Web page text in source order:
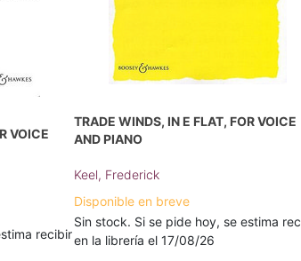
VOICE
recibir
TRADE WINDS, IN E FLAT, FOR VOICE
AND PIANO
Keel, Frederick
Disponible en breve
Sin stock. Si se pide hoy, se estima
en la librería el 17/08/26